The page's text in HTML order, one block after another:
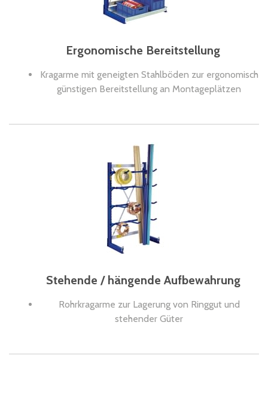
Ergonomische Bereitstellung
Kragarme mit geneigten Stahlböden zur ergonomisch
günstigen Bereitstellung an Montageplätzen
Stehende / hängende Aufbewahrung
Rohrkragarme zur Lagerung von Ringgut und
stehender Güter